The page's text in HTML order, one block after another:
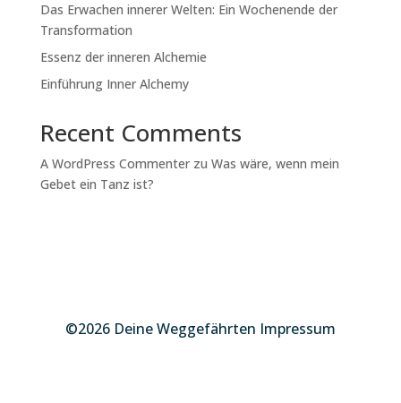
Das Erwachen innerer Welten: Ein Wochenende der
Transformation
Essenz der inneren Alchemie
Einführung Inner Alchemy
Recent Comments
A WordPress Commenterzu Was wäre, wenn mein
Gebet ein Tanz ist?
©2026 Deine Weggefährten Impressum